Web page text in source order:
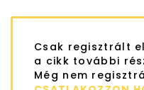
Csak regisztrált
a cikk további
Még nem